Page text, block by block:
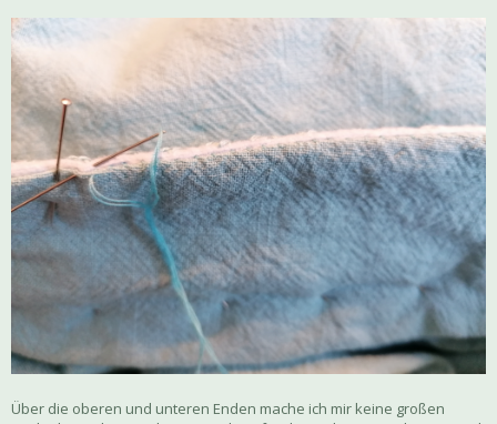
Über die oberen und unteren Enden mache ich mir keine großen